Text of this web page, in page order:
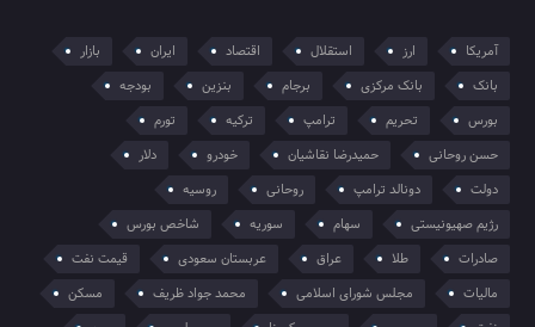
آمریکا ارز استقلال اقتصاد ایران
بازار
بانک
بانک مرکزی برجام بنزین
بودجه
بورس
تحریم ترامپ ترکیه
تورم
حسن روحانی
حمیدرضا نقاشیان خودرو
دلار
دولت
دونالد ترامپ روحانی
روسیه
رژیم صهیونیستی
سهام سوریه
شاخص بورس
صادرات
طلا عراق عربستان سعودی
قیمت نفت
مالیات
مجلس شورای اسلامی محمد جواد ظریف
مسکن